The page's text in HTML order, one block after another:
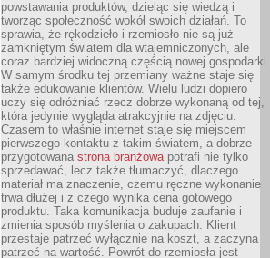
powstawania produktów, dzieląc się wiedzą i
tworząc społeczność wokół swoich działań. To
sprawia, że rękodzieło i rzemiosło nie są już
zamkniętym światem dla wtajemniczonych, ale
coraz bardziej widoczną częścią nowej gospodarki.
W samym środku tej przemiany ważne staje się
także edukowanie klientów. Wielu ludzi dopiero
uczy się odróżniać rzecz dobrze wykonaną od tej,
która jedynie wygląda atrakcyjnie na zdjęciu.
Czasem to właśnie internet staje się miejscem
pierwszego kontaktu z takim światem, a dobrze
przygotowana strona branżowapotrafi nie tylko
sprzedawać, lecz także tłumaczyć, dlaczego
materiał ma znaczenie, czemu ręczne wykonanie
trwa dłużej i z czego wynika cena gotowego
produktu. Taka komunikacja buduje zaufanie i
zmienia sposób myślenia o zakupach. Klient
przestaje patrzeć wyłącznie na koszt, a zaczyna
patrzeć na wartość. Powrót do rzemiosła jest